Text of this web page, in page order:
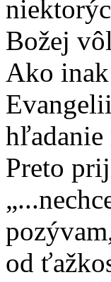
Božej
Ako
hľadanie
Preto
od